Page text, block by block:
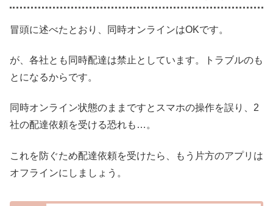
冒頭に述べたとおり、同時オンラインはOKです。
が、各社とも同時配達は禁止としています。トラブルのも
とになるからです。
同時オンライン状態のままですとスマホの操作を誤り、2
社の配達依頼を受ける恐れも…。
これを防ぐため配達依頼を受けたら、もう片方のアプリは
オフラインにしましょう。